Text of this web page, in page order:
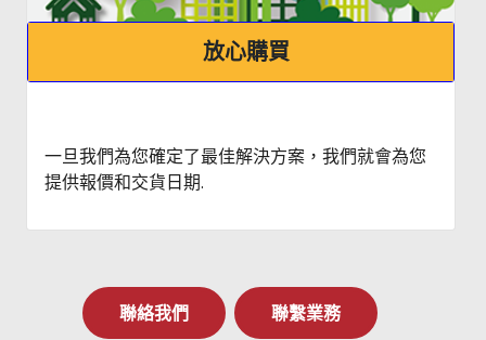
放心購買
一旦我們為您確定了最佳解決方案，我們就會為您
提供報價和交貨日期.
聯絡我們 聯繫業務